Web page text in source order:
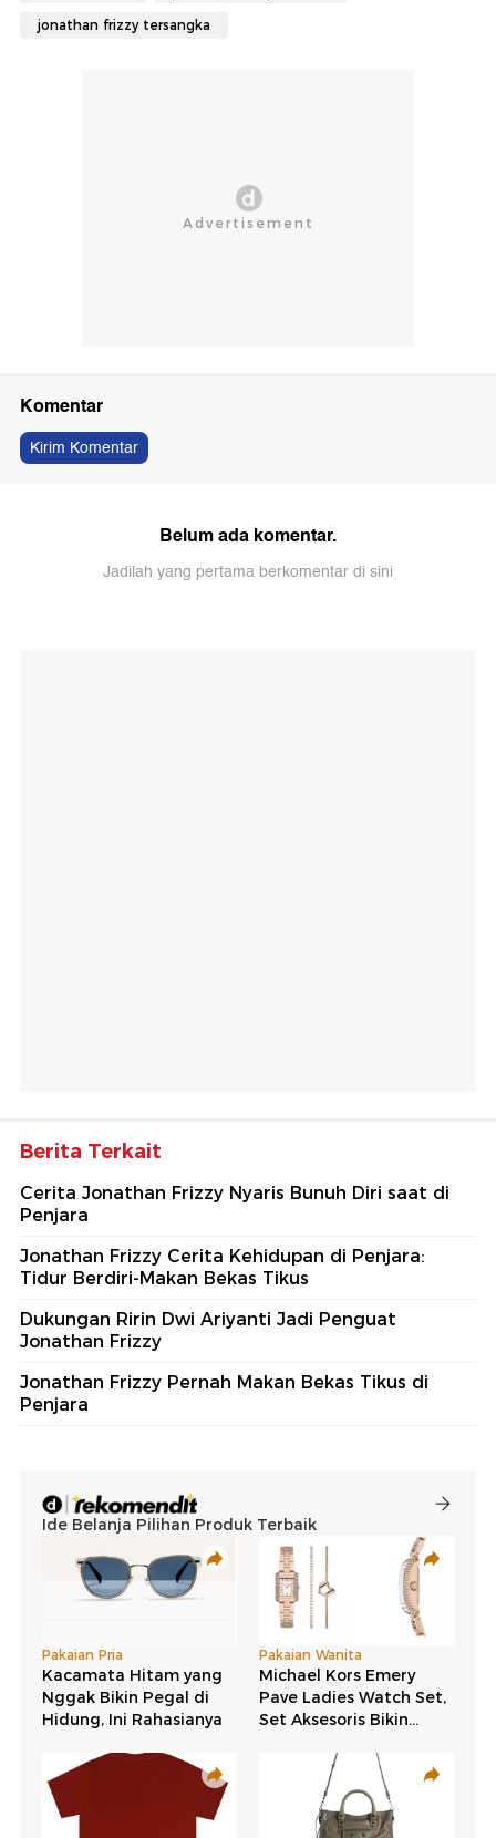
jonathan frizzy tersangka
Komentar
Kirim Komentar
Belum ada komentar.
Jadilah yang pertama berkomentar di sini
Berita Terkait
Cerita Jonathan Frizzy Nyaris Bunuh Diri saat di
Penjara
Jonathan Frizzy Cerita Kehidupan di Penjara:
Tidur Berdiri-Makan Bekas Tikus
Dukungan Ririn Dwi Ariyanti Jadi Penguat
Jonathan Frizzy
Jonathan Frizzy Pernah Makan Bekas Tikus di
Penjara